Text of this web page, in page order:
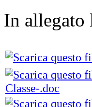
In allegato
Classe-.doc